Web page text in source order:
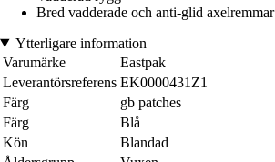
Bred vadderade och anti-glid axelremmar
Ytterligare information
Varumärke
Eastpak
Leverantörsreferens EK0000431Z1
Färg
gb patches
Färg
Blå
Kön
Blandad